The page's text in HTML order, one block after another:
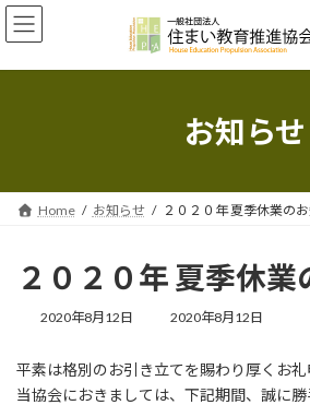
コ
ン
ン
ナ
ビ
ー
お知らせ
Home お知らせ ２０２０年 夏季休業の
２０２０年 夏季休業
2020年8月12日
最
新
日
2020年8月12日
平素は格別のお引き立てを賜わり厚くお礼
当協会におきましては、下記期間、誠に